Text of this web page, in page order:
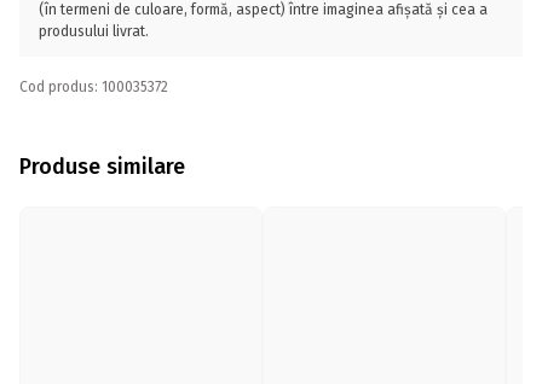
(în termeni de culoare, formă, aspect) între imaginea afișată și cea a
produsului livrat.
Cod produs: 100035372
Produse similare